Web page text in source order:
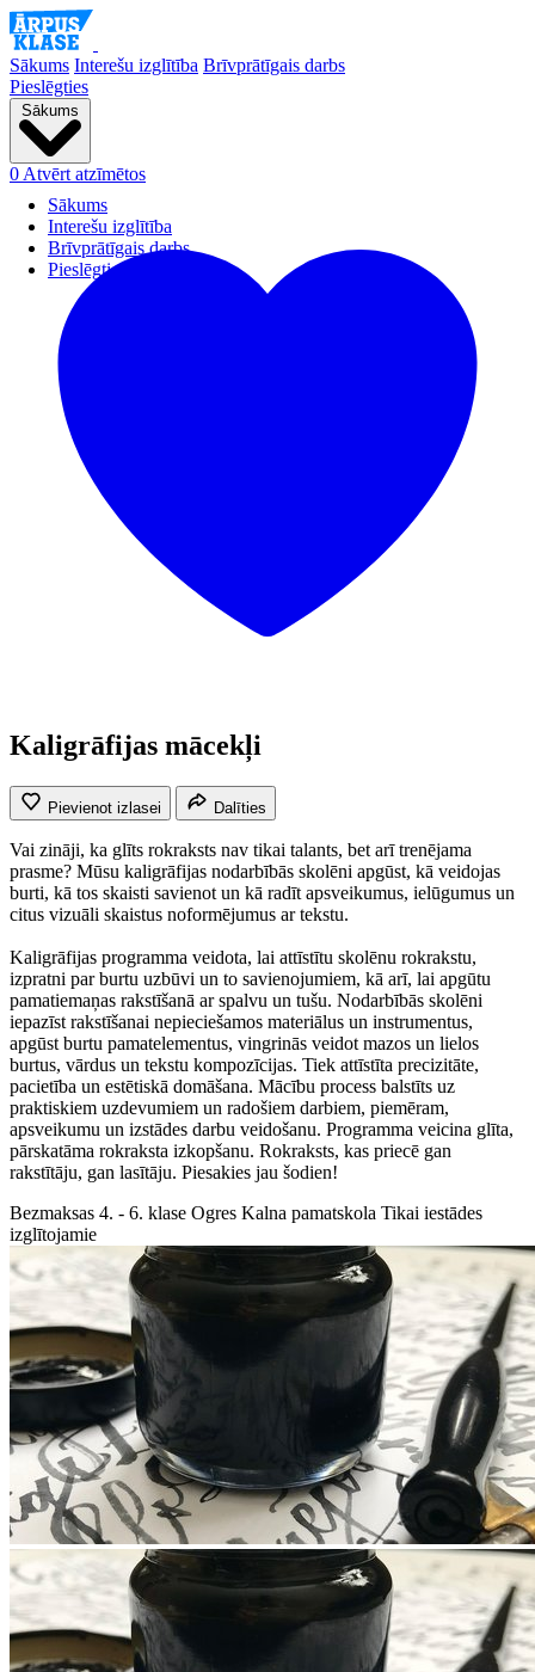
Sākums Interešu izglītība Brīvprātīgais darbs
Pieslēgties
Sākums
Sākums
Interešu izglītība
Brīvprātīgais darbs
Pieslēgties
0 Atvērt atzīmētos
Kaligrāfijas mācekļi
Pievienot izlasei Dalīties
Vai zināji, ka glīts rokraksts nav tikai talants, bet arī trenējama
prasme? Mūsu kaligrāfijas nodarbībās skolēni apgūst, kā veidojas
burti, kā tos skaisti savienot un kā radīt apsveikumus, ielūgumus un
citus vizuāli skaistus noformējumus ar tekstu.
Kaligrāfijas programma veidota, lai attīstītu skolēnu rokrakstu,
izpratni par burtu uzbūvi un to savienojumiem, kā arī, lai apgūtu
pamatiemaņas rakstīšanā ar spalvu un tušu. Nodarbībās skolēni
iepazīst rakstīšanai nepieciešamos materiālus un instrumentus,
apgūst burtu pamatelementus, vingrinās veidot mazos un lielos
burtus, vārdus un tekstu kompozīcijas. Tiek attīstīta precizitāte,
pacietība un estētiskā domāšana. Mācību process balstīts uz
praktiskiem uzdevumiem un radošiem darbiem, piemēram,
apsveikumu un izstādes darbu veidošanu. Programma veicina glīta,
pārskatāma rokraksta izkopšanu. Rokraksts, kas priecē gan
rakstītāju, gan lasītāju. Piesakies jau šodien!
Bezmaksas 4. - 6. klase Ogres Kalna pamatskola Tikai iestādes
izglītojamie